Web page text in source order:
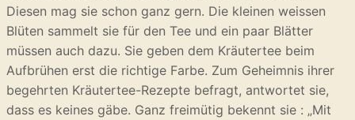
Diesen mag sie schon ganz gern. Die kleinen weissen
Blüten sammelt sie für den Tee und ein paar Blätter
müssen auch dazu. Sie geben dem Kräutertee beim
Aufbrühen erst die richtige Farbe. Zum Geheimnis ihrer
begehrten Kräutertee-Rezepte befragt, antwortet sie,
dass es keines gäbe. Ganz freimütig bekennt sie : „Mit